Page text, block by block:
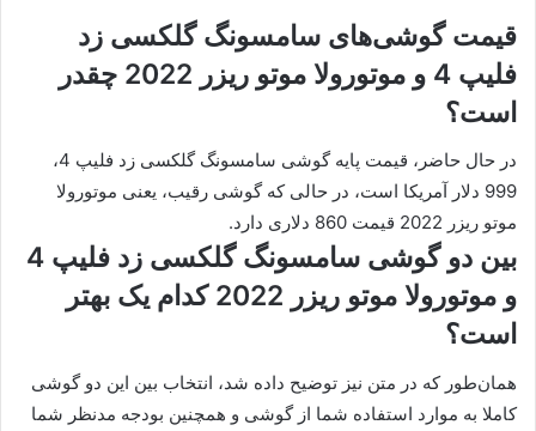
قیمت گوشی‌های سامسونگ گلکسی زد
فلیپ 4 و موتورولا موتو ریزر 2022 چقدر
است؟‌
در حال حاضر، قیمت پایه گوشی سامسونگ گلکسی زد فلیپ 4،
999 دلار آمریکا است، در حالی که گوشی رقیب، یعنی موتورولا
موتو ریزر 2022 قیمت 860 دلاری دارد.
بین دو گوشی سامسونگ گلکسی زد فلیپ 4
و موتورولا موتو ریزر 2022 کدام یک بهتر
است؟
همان‌طور که در متن نیز توضیح داده شد، انتخاب بین این دو گوشی
کاملا به موارد استفاده شما از گوشی و همچنین بودجه مدنظر شما